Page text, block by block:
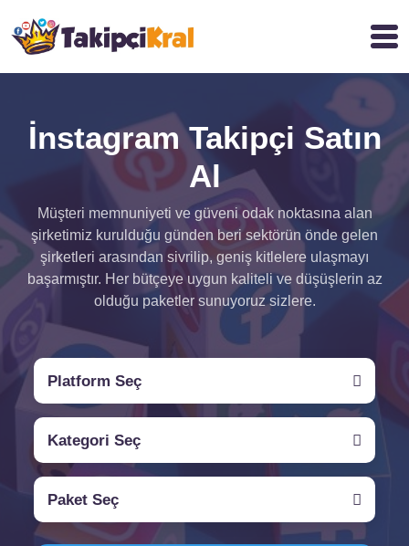
İnstagram Takipçi Satın
Al
Müşteri memnuniyeti ve güveni odak noktasına alan
şirketimiz kurulduğu günden beri sektörün önde gelen
şirketleri arasından sivrilip, geniş kitlelere ulaşmayı
başarmıştır. Her bütçeye uygun kaliteli ve düşüşlerin az
olduğu paketler sunuyoruz sizlere.
Platform Seç
Kategori Seç
Paket Seç